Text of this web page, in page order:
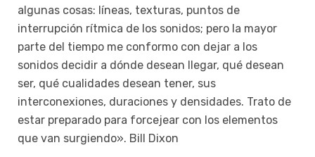
algunas cosas: líneas, texturas, puntos de
interrupción rítmica de los sonidos; pero la mayor
parte del tiempo me conformo con dejar a los
sonidos decidir a dónde desean llegar, qué desean
ser, qué cualidades desean tener, sus
interconexiones, duraciones y densidades. Trato de
estar preparado para forcejear con los elementos
que van surgiendo». Bill Dixon